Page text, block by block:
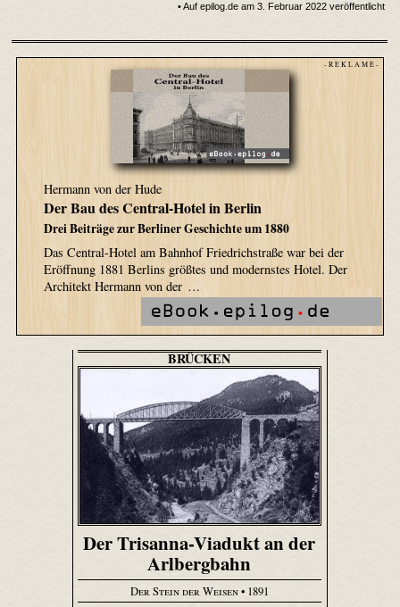
• Auf epilog.de am 3. Februar 2022 veröffentlicht
- R E K L A M E -
Hermann von der Hude
Der Bau des Central-Hotel in Berlin
Drei Beiträge zur Berliner Geschichte um 1880
Das Central-Hotel am Bahnhof Friedrichstraße war bei der
Eröffnung 1881 Berlins größtes und modernstes Hotel. Der
Architekt Hermann von der …
BRÜCKEN
Der Trisanna-Viadukt an der
Arlbergbahn
Der Stein der Weisen• 1891